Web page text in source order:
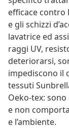
efficace contro
e gli schizzi
lavatrice ed
raggi UV,
deteriorarsi,
impediscono il
tessuti
Oeko-tex:
e non
e l’ambiente.